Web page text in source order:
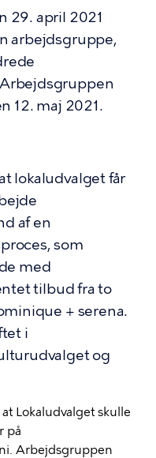
29. april 2021
arbejdsgruppe,
12. maj 2021.
lokaludvalget får
af en
som
med
tilbud fra to
+ serena.
i
og
Lokaludvalget skulle
på
Arbejdsgruppen